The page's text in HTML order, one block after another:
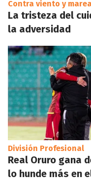
Contra viento y marea
La tristeza del
la adversidad
División Profesional
Real Oruro gana
lo hunde más en